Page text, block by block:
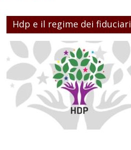
Hdp e il regime dei fiduciari